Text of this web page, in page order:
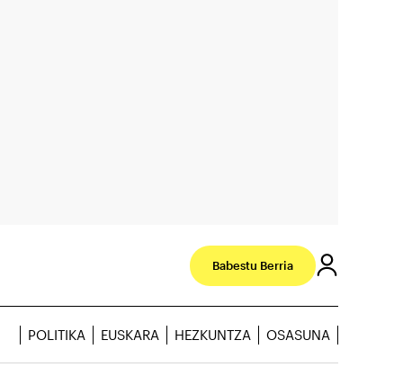
Babestu Berria
POLITIKA EUSKARA HEZKUNTZA OSASUNA